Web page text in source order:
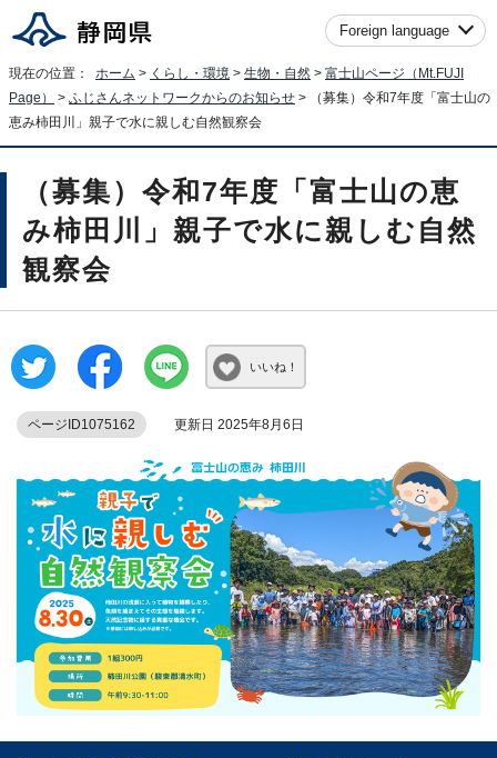
Foreign language
現在の位置： ホーム > くらし・環境 > 生物・自然 > 富士山ページ（ Mt.FUJI
Page ） > ふじさんネットワークからのお知らせ > （募集）令和7年度「富士山の
恵み柿田川」親子で水に親しむ自然観察会
（募集）令和7年度「富士山の恵
み柿田川」親子で水に親しむ自然
観察会
いいね！
ページID1075162 更新日 2025年8月6日